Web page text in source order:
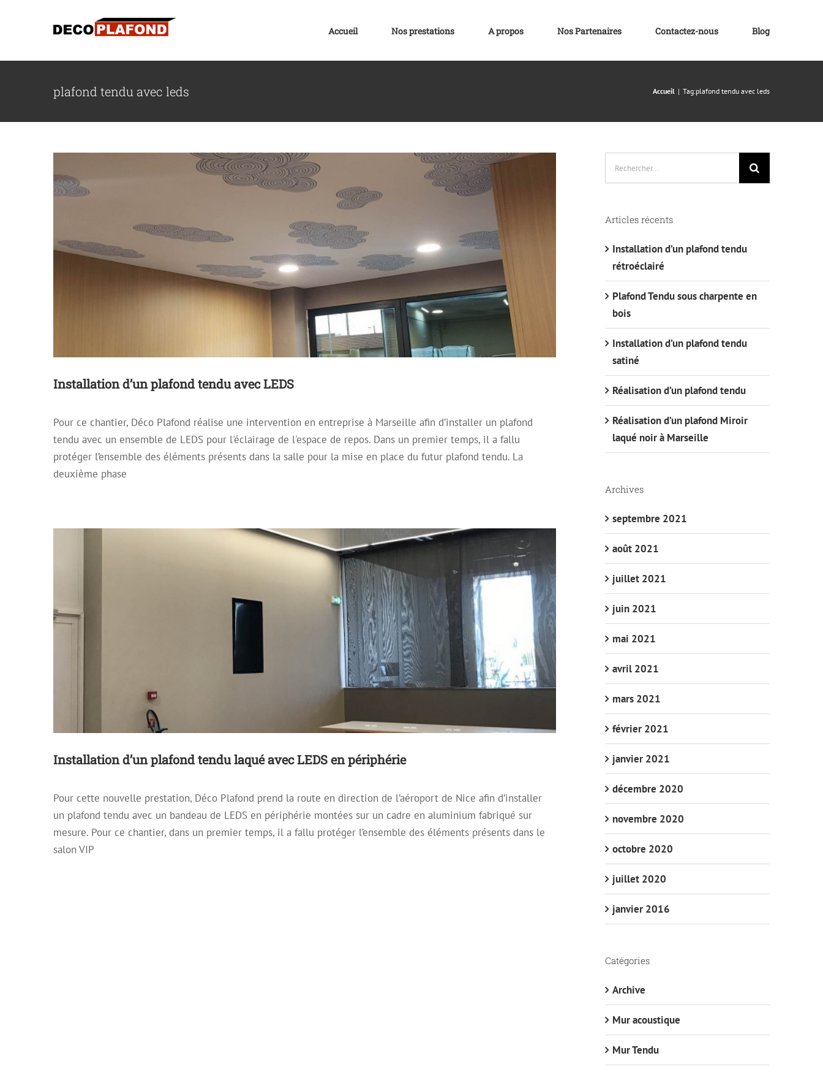
Accueil Nos prestations A propos Nos Partenaires Contactez-nous Blog
plafond tendu avec leds Accueil Tag:plafond tendu avec leds
Installation d’un plafond tendu avec LEDS
Pour ce chantier, Déco Plafond réalise une intervention en entreprise à Marseille afin d’installer un plafond
tendu avec un ensemble de LEDS pour l'éclairage de l'espace de repos. Dans un premier temps, il a fallu
protéger l’ensemble des éléments présents dans la salle pour la mise en place du futur plafond tendu. La
deuxième phase
Installation d’un plafond tendu laqué avec LEDS en périphérie
Plafond décoratif Plafond Mirroir Plafond Tendu Plafond Tendu Laqué
Installation d’un plafond tendu laqué avec LEDS en périphérie
Pour cette nouvelle prestation, Déco Plafond prend la route en direction de l’aéroport de Nice afin d’installer
un plafond tendu avec un bandeau de LEDS en périphérie montées sur un cadre en aluminium fabriqué sur
mesure. Pour ce chantier, dans un premier temps, il a fallu protéger l’ensemble des éléments présents dans le
salon VIP
Articles récents
Installation d’un plafond tendu
rétroéclairé
Plafond Tendu sous charpente en
bois
Installation d’un plafond tendu
satiné
Réalisation d’un plafond tendu
Réalisation d’un plafond Miroir
laqué noir à Marseille
Archives
septembre 2021
août 2021
juillet 2021
juin 2021
mai 2021
avril 2021
mars 2021
février 2021
janvier 2021
décembre 2020
novembre 2020
octobre 2020
juillet 2020
janvier 2016
Catégories
Archive
Mur acoustique
Mur Tendu